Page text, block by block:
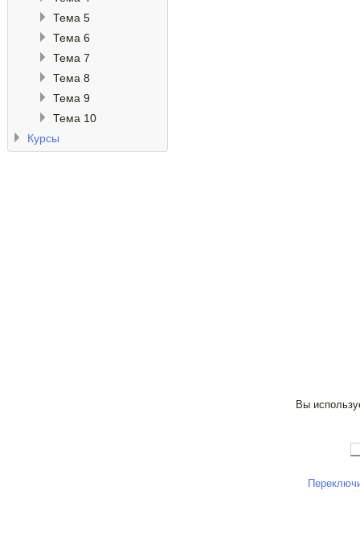
Тема 5
Тема 6
Тема 7
Тема 8
Тема 9
Тема 10
Курсы
Вы